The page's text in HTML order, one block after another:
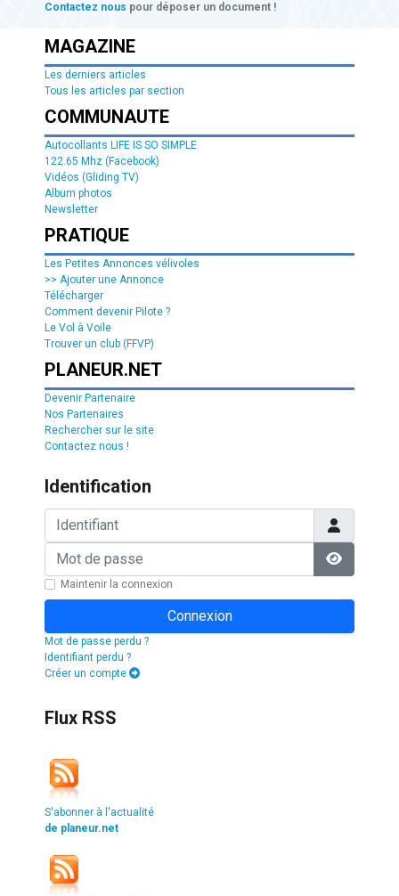
Contactez nous pour déposer un document !
MAGAZINE
Les derniers articles
Tous les articles par section
COMMUNAUTE
Autocollants LIFE IS SO SIMPLE
122.65 Mhz (Facebook)
Vidéos (Gliding TV)
Album photos
Newsletter
PRATIQUE
Les Petites Annonces vélivoles
>> Ajouter une Annonce
Télécharger
Comment devenir Pilote ?
Le Vol à Voile
Trouver un club (FFVP)
PLANEUR.NET
Devenir Partenaire
Nos Partenaires
Rechercher sur le site
Contactez nous !
Identification
Identifiant
Mot de passe
Afficher
Maintenir la connexion
Connexion
Mot de passe perdu ?
Identifiant perdu ?
Créer un compte
Flux RSS
S'abonner à l'actualité
de planeur.net